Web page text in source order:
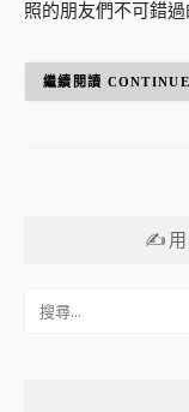
照的朋友們不可錯
✍用